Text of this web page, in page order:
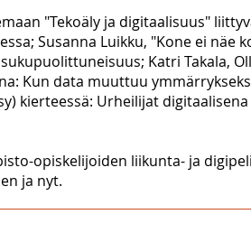
"Tekoäly ja digitaalisuus"
Susanna Luikku, "Kone ei
Katri Takala,
Kun data muuttuu
kierteessä: Urheilijat
opiskelijoiden liikunta- ja
ja nyt.